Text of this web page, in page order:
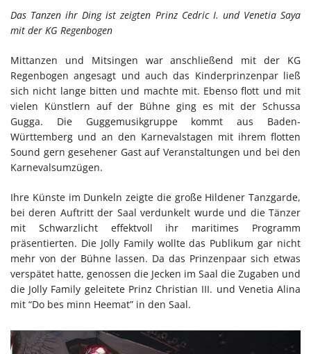
Das Tanzen ihr Ding ist zeigten Prinz Cedric I. und Venetia Saya
mit der KG Regenbogen
Mittanzen und Mitsingen war anschließend mit der KG
Regenbogen angesagt und auch das Kinderprinzenpar ließ
sich nicht lange bitten und machte mit. Ebenso flott und mit
vielen Künstlern auf der Bühne ging es mit der Schussa
Gugga. Die Guggemusikgruppe kommt aus Baden-
Württemberg und an den Karnevalstagen mit ihrem flotten
Sound gern gesehener Gast auf Veranstaltungen und bei den
Karnevalsumzügen.
Ihre Künste im Dunkeln zeigte die große Hildener Tanzgarde,
bei deren Auftritt der Saal verdunkelt wurde und die Tänzer
mit Schwarzlicht effektvoll ihr maritimes Programm
präsentierten. Die Jolly Family wollte das Publikum gar nicht
mehr von der Bühne lassen. Da das Prinzenpaar sich etwas
verspätet hatte, genossen die Jecken im Saal die Zugaben und
die Jolly Family geleitete Prinz Christian III. und Venetia Alina
mit “Do bes minn Heemat” in den Saal.